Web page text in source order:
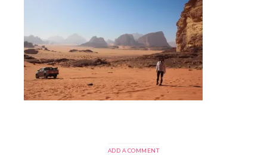
ADD A COMMENT